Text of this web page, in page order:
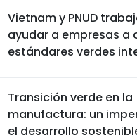
Vietnam y PNUD
ayudar a empresas a
estándares verdes
Transición verde en la
manufactura: un
el desarrollo